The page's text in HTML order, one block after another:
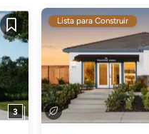
Guardar
3
Lista para Construir